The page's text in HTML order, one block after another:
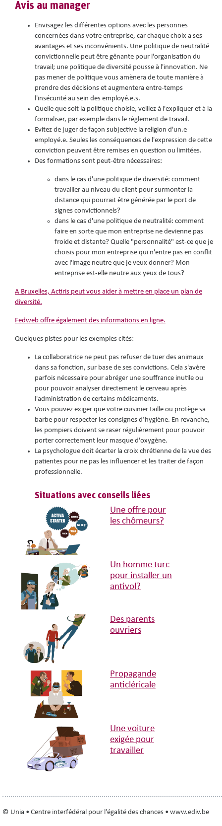
Avis au manager
Envisagez les différentes options avec les personnes
concernées dans votre entreprise, car chaque choix a ses
avantages et ses inconvénients. Une politique de neutralité
convictionnelle peut être gênante pour l'organisation du
travail; une politique de diversité pousse à l'innovation. Ne
pas mener de politique vous amènera de toute manière à
prendre des décisions et augmentera entre-temps
l'insécurité au sein des employé.e.s.
Quelle que soit la politique choisie, veillez à l'expliquer et à la
formaliser, par exemple dans le règlement de travail.
Evitez de juger de façon subjective la religion d'un.e
employé.e. Seules les conséquences de l'expression de cette
conviction peuvent être remises en question ou limitées.
Des formations sont peut-être nécessaires:
dans le cas d'une politique de diversité: comment
travailler au niveau du client pour surmonter la
distance qui pourrait être générée par le port de
signes convictionnels?
dans le cas d'une politique de neutralité: comment
faire en sorte que mon entreprise ne devienne pas
froide et distante? Quelle "personnalité" est-ce que je
choisis pour mon entreprise qui n'entre pas en conflit
avec l'image neutre que je veux donner? Mon
entreprise est-elle neutre aux yeux de tous?
A Bruxelles, Actiris peut vous aider à mettre en place un plan de
diversité.
Fedweb offre également des informations en ligne.
Quelques pistes pour les exemples cités:
La collaboratrice ne peut pas refuser de tuer des animaux
dans sa fonction, sur base de ses convictions. Cela s'avère
parfois nécessaire pour abréger une souffrance inutile ou
pour pouvoir analyser directement le cerveau après
l'administration de certains médicaments.
Vous pouvez exiger que votre cuisinier taille ou protège sa
barbe pour respecter les consignes d’hygiène. En revanche,
les pompiers doivent se raser régulièrement pour pouvoir
porter correctement leur masque d'oxygène.
La psychologue doit écarter la croix chrétienne de la vue des
patientes pour ne pas les influencer et les traiter de façon
professionnelle.
Situations avec conseils liées
Une offre pour
les chômeurs?
Un homme turc
pour installer un
antivol?
Des parents
ouvriers
Propagande
anticléricale
Une voiture
exigée pour
travailler
© Unia • Centre interfédéral pour l’égalité des chances • www.ediv.be